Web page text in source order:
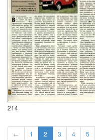
214
← 1 2 3 4 5